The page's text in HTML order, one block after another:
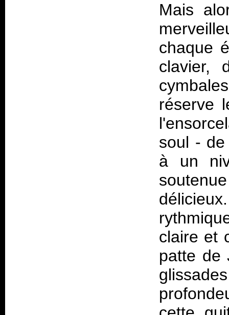
Mais
chaque
clavier,
réserve
soul -
à un
claire et
patte de